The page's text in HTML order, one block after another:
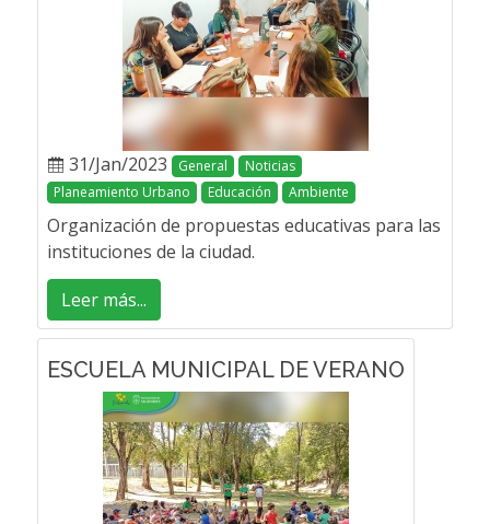
31/Jan/2023 General
Noticias
Planeamiento Urbano
Educación Ambiente
Organización de propuestas educativas para las
instituciones de la ciudad.
Leer más...
ESCUELA MUNICIPAL DE VERANO